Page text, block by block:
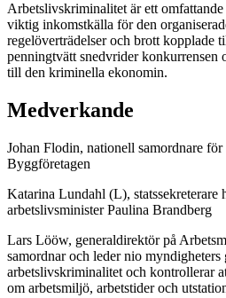
Arbetslivskriminalitet är ett
viktig inkomstkälla för den
regelöverträdelser och brott kopplade
penningtvätt snedvrider konkurrensen
till den kriminella ekonomin.
Medverkande
Johan Flodin, nationell samordnare
Byggföretagen
Katarina Lundahl (L), statssekreterare
arbetslivsminister Paulina Brandberg
Lars Lööw, generaldirektör på
samordnar och leder nio myndigheters
arbetslivskriminalitet och kontrollerar
om arbetsmiljö, arbetstider och